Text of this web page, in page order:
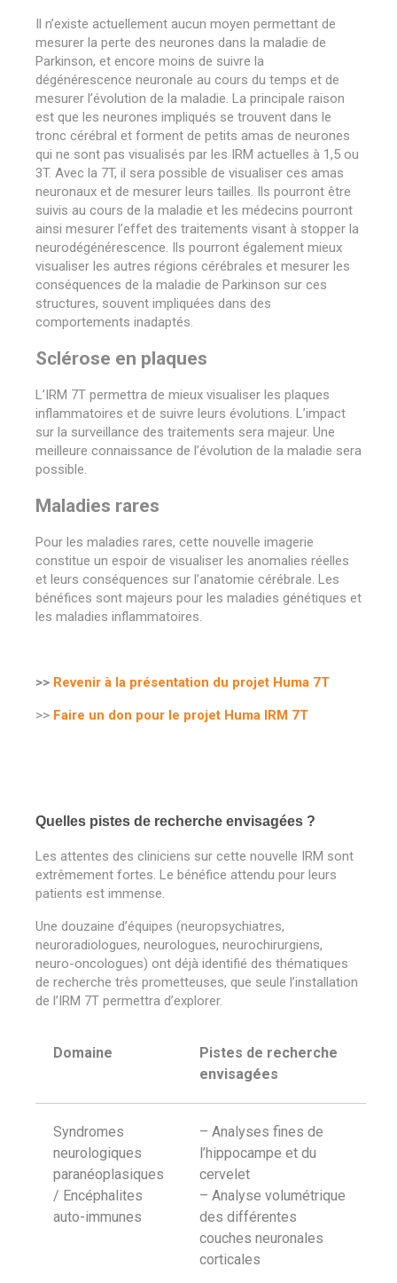
Il n’existe actuellement aucun moyen permettant de
mesurer la perte des neurones dans la maladie de
Parkinson, et encore moins de suivre la
dégénérescence neuronale au cours du temps et de
mesurer l’évolution de la maladie. La principale raison
est que les neurones impliqués se trouvent dans le
tronc cérébral et forment de petits amas de neurones
qui ne sont pas visualisés par les IRM actuelles à 1,5 ou
3T. Avec la 7T, il sera possible de visualiser ces amas
neuronaux et de mesurer leurs tailles. Ils pourront être
suivis au cours de la maladie et les médecins pourront
ainsi mesurer l’effet des traitements visant à stopper la
neurodégénérescence. Ils pourront également mieux
visualiser les autres régions cérébrales et mesurer les
conséquences de la maladie de Parkinson sur ces
structures, souvent impliquées dans des
comportements inadaptés.
Sclérose en plaques
L’IRM 7T permettra de mieux visualiser les plaques
inflammatoires et de suivre leurs évolutions. L’impact
sur la surveillance des traitements sera majeur. Une
meilleure connaissance de l’évolution de la maladie sera
possible.
Maladies rares
Pour les maladies rares, cette nouvelle imagerie
constitue un espoir de visualiser les anomalies réelles
et leurs conséquences sur l’anatomie cérébrale. Les
bénéfices sont majeurs pour les maladies génétiques et
les maladies inflammatoires.
>> Revenir à la présentation du projet Huma 7T
>> Faire un don pour le projet Huma IRM 7T
Quelles pistes de recherche envisagées ?
Les attentes des cliniciens sur cette nouvelle IRM sont
extrêmement fortes. Le bénéfice attendu pour leurs
patients est immense.
Une douzaine d’équipes (neuropsychiatres,
neuroradiologues, neurologues, neurochirurgiens,
neuro-oncologues) ont déjà identifié des thématiques
de recherche très prometteuses, que seule l’installation
de l’IRM 7T permettra d’explorer.
Domaine
Pistes de recherche
envisagées
Syndromes
neurologiques
paranéoplasiques
/ Encéphalites
auto-immunes
– Analyses fines de
l’hippocampe et du
cervelet
– Analyse volumétrique
des différentes
couches neuronales
corticales